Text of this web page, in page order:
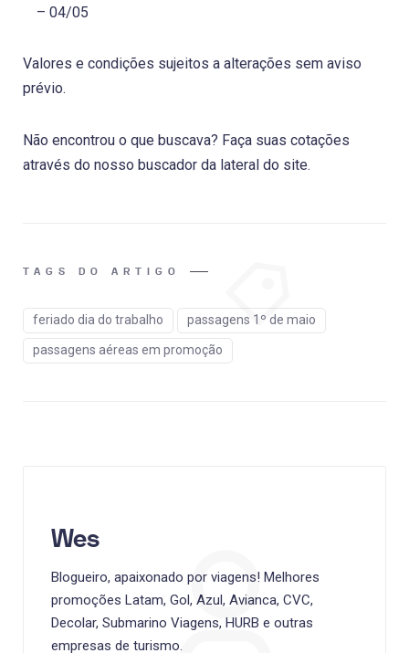
– 04/05
Valores e condições sujeitos a alterações sem aviso
prévio.
Não encontrou o que buscava? Faça suas cotações
através do nosso buscador da lateral do site.
TAGS DO ARTIGO
feriado dia do trabalho passagens 1º de maio
passagens aéreas em promoção
Wes
Blogueiro, apaixonado por viagens! Melhores
promoções Latam, Gol, Azul, Avianca, CVC,
Decolar, Submarino Viagens, HURB e outras
empresas de turismo.